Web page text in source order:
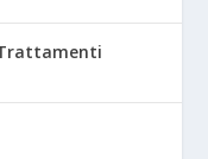
Trattamenti